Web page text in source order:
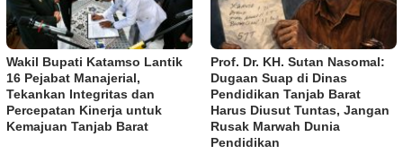
Wakil Bupati Katamso Lantik
16 Pejabat Manajerial,
Tekankan Integritas dan
Percepatan Kinerja untuk
Kemajuan Tanjab Barat
Prof. Dr. KH. Sutan Nasomal:
Dugaan Suap di Dinas
Pendidikan Tanjab Barat
Harus Diusut Tuntas, Jangan
Rusak Marwah Dunia
Pendidikan